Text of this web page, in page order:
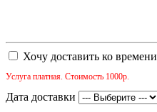
Хочу доставить ко времени
Услуга платная. Стоимость 1000р.
Дата доставки